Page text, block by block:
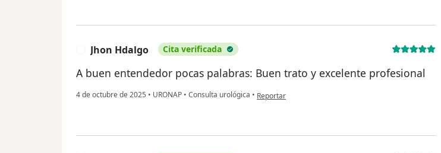
Jhon Hdalgo Cita verificada
A buen entendedor pocas palabras: Buen trato y excelente profesional
4 de octubre de 2025 • URONAP • Consulta urológica • en opinión del usuario Jhon Hdalgo
Reportar